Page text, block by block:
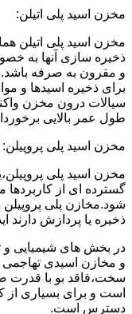
مخزن اسید پلی اتیلن:
مخزن اسید پلی اتیلن
ذخیره سازی آنها به
و مقرون به صرفه
برای ذخیره اسیدها و
سیالات درون مخزن
طول عمر بالایی
مخزن اسید پلی پروپیلن:
مخزن اسید پلی
گسترده ای از
شود.مخازن پلی پروپیلن
ذخیره یا پردازش دارند
در بخش های شیمیایی و
و مخازن اسیدی
سخت،فاقد بو با قدرت
است و برای بسیاری از
دسترس است.